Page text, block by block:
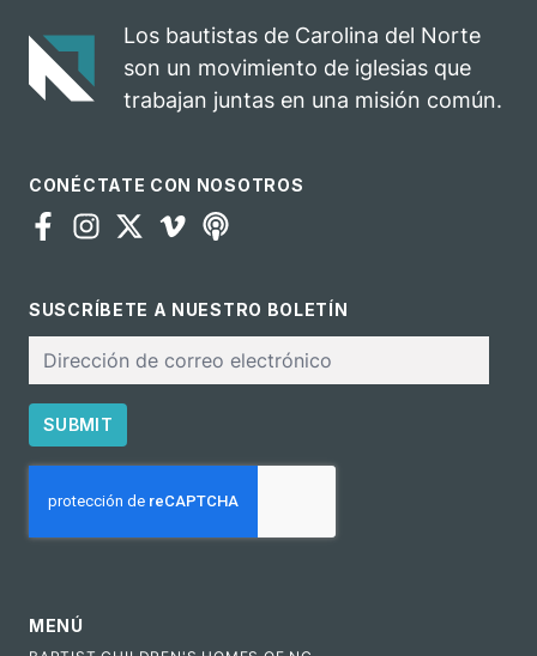
Los bautistas de Carolina del Norte
son un movimiento de iglesias que
trabajan juntas en una misión común.
CONÉCTATE CON NOSOTROS
SUSCRÍBETE A NUESTRO BOLETÍN
electrónico
SUBMIT
MENÚ